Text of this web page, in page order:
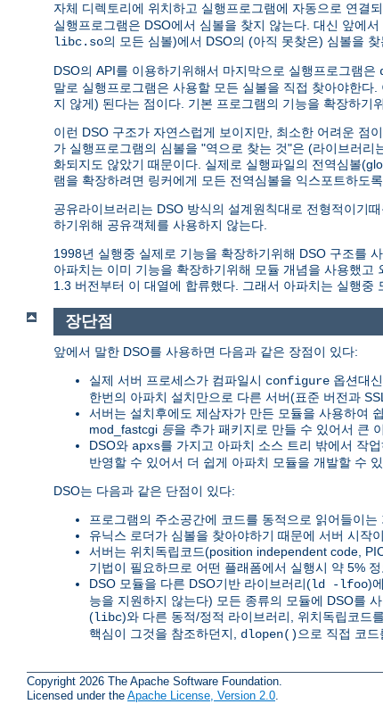
자체 디렉토리에 위치하고 실행프로그램에 자동으로 연결
실행프로그램은 DSO에서 심볼을 찾지 않는다. 대신 앞에
libc.so의 모든 심볼)에서 DSO의 (아직 못찾은) 심볼을
DSO의 API를 이용하기위해서 마지막으로 실행프로그램은
말로 실행프로그램은 사용할 모든 실볼을 직접 찾아야한
지 않게) 된다는 점이다. 기본 프로그램의 기능을 확장하기
이런 DSO 구조가 자연스럽게 보이지만, 최소한 어려운 점
가 실행프로그램의 심볼을 "역으로 찾는 것"은 (라이브러
화되지도 않았기 때문이다. 실제로 실행파일의 전역심볼
램을 확장하려면 링커에게 모든 전역심볼을 익스포트하도
공유라이브러리는 DSO 방식의 설계원칙대로 전형적이기
하기위해 공유객체를 사용하지 않는다.
1998년 실행중 실제로 기능을 확장하기위해 DSO 구조를
아파치는 이미 기능을 확장하기위해 모듈 개념을 사용했
1.3 버전부터 이 대열에 합류했다. 그래서 아파치는 실행
장단점
앞에서 말한 DSO를 사용하면 다음과 같은 장점이 있다:
실제 서버 프로세스가 컴파일시 configure 옵션대신
한번의 아파치 설치만으로 다른 서버(표준 버전과
서버는 설치후에도 제삼자가 만든 모듈을 사용하여
mod_fastcgi 등을 추가 패키지로 만들 수 있어서 큰
DSO와 apxs를 가지고 아파치 소스 트리 밖에서 작업
반영할 수 있어서 더 쉽게 아파치 모듈을 개발할 수 있
DSO는 다음과 같은 단점이 있다:
프로그램의 주소공간에 코드를 동적으로 읽어들이
유닉스 로더가 심볼을 찾아야하기 때문에 서버 시작
서버는 위치독립코드(position independent code,
기법이 필요하므로 어떤 플래폼에서 실행시 약 5% 정
DSO 모듈을 다른 DSO기반 라이브러리(ld -lfoo)
능을 지원하지 않는다) 모든 종류의 모듈에 DSO를
(libc)와 다른 동적/정적 라이브러리, 위치독립코드
핵심이 그것을 참조하던지, dlopen() 으로 직접 코드
Copyright 2026 The Apache Software Foundation.
Licensed under the Apache License, Version 2.0.